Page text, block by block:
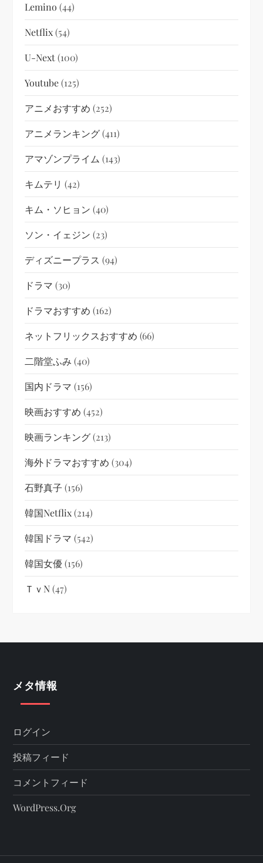
Lemino (44)
Netflix(54)
U-Next(100)
Youtube(125)
アニメおすすめ (252)
アニメランキング(411)
アマゾンプライム (143)
キムテリ (42)
キム・ソヒョン (40)
ソン・イェジン (23)
ディズニープラス (94)
ドラマ (30)
ドラマおすすめ (162)
ネットフリックスおすすめ (66)
二階堂ふみ (40)
国内ドラマ (156)
映画おすすめ (452)
映画ランキング(213)
海外ドラマおすすめ (304)
石野真子 (156)
韓国netflix(214)
韓国ドラマ (542)
韓国女優(156)
ＴｖN(47)
メタ情報
ログイン
投稿フィード
コメントフィード
WordPress.org